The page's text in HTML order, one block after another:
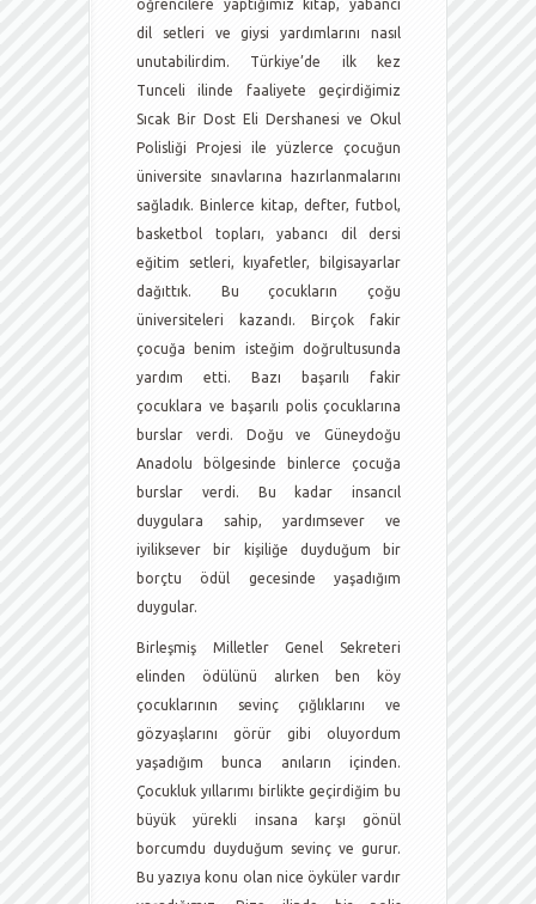
öğrencilere yaptığımız kitap, yabancı
dil setleri ve giysi yardımlarını nasıl
unutabilirdim. Türkiye’de ilk kez
Tunceli ilinde faaliyete geçirdiğimiz
Sıcak Bir Dost Eli Dershanesi ve Okul
Polisliği Projesi ile yüzlerce çocuğun
üniversite sınavlarına hazırlanmalarını
sağladık. Binlerce kitap, defter, futbol,
basketbol topları, yabancı dil dersi
eğitim setleri, kıyafetler, bilgisayarlar
dağıttık. Bu çocukların çoğu
üniversiteleri kazandı. Birçok fakir
çocuğa benim isteğim doğrultusunda
yardım etti. Bazı başarılı fakir
çocuklara ve başarılı polis çocuklarına
burslar verdi. Doğu ve Güneydoğu
Anadolu bölgesinde binlerce çocuğa
burslar verdi. Bu kadar insancıl
duygulara sahip, yardımsever ve
iyiliksever bir kişiliğe duyduğum bir
borçtu ödül gecesinde yaşadığım
duygular.
Birleşmiş Milletler Genel Sekreteri
elinden ödülünü alırken ben köy
çocuklarının sevinç çığlıklarını ve
gözyaşlarını görür gibi oluyordum
yaşadığım bunca anıların içinden.
Çocukluk yıllarımı birlikte geçirdiğim bu
büyük yürekli insana karşı gönül
borcumdu duyduğum sevinç ve gurur.
Bu yazıya konu olan nice öyküler vardır